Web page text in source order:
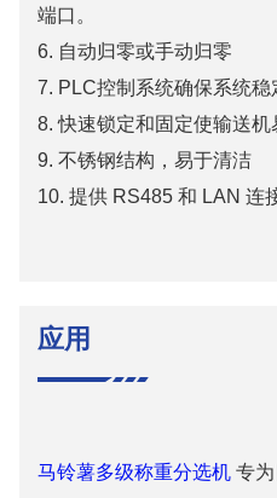
端口。
6. 自动归零或手动归零
7. PLC控制系统确保系统稳
8. 快速锁定和固定使输送机
9. 不锈钢结构，易于清洁
10. 提供 RS485 和 LAN 连
应用
马铃薯多级称重分选机专为